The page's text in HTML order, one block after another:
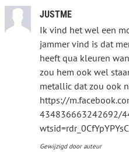
JUSTME
Ik vind het wel een
jammer vind is dat
heeft qua kleuren
zou hem ook wel
metallic dat zou ook
https://
434836663242692/
Gewijzigd door auteur